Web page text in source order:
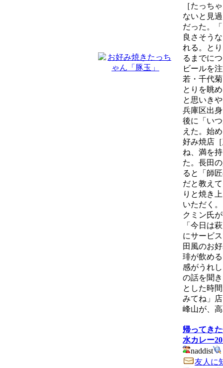
［たっち
ないと見
だった。
良さそう
れる。と
るまでに
ビールを
若・千代
とりを眺
と思いき
兵庫区出
後に「い
えた。始
好み焼店
ね、満を
た。長田
ると「師
だと教え
りと焼き
いただく
クミン氏
「今日は
にサービ
田風のお
琲が飲め
感がうれ
の話を聞
とした時
みてね」
峰山が、
帰ってき
水カレー
naddist
友人に